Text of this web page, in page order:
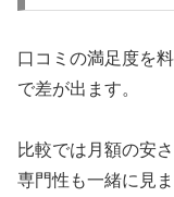
口コミの満足度を
で差が出ます。
比較では月額の安
専門性も一緒に見ま